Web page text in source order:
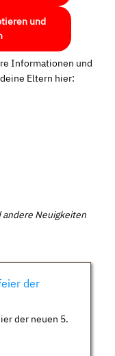
und
Informationen und
Eltern hier:
Neuigkeiten
der
der neuen 5.